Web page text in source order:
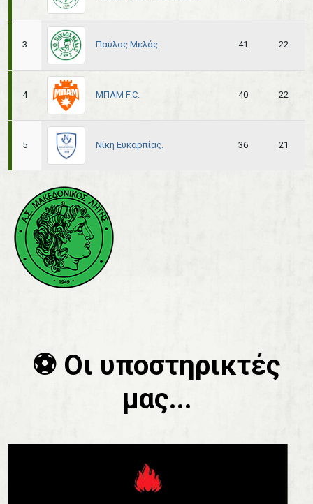
3 Παύλος Μελάς. 41 22
4 ΜΠΑΜ F.C. 40 22
5 Νίκη Ευκαρπίας. 36 21
⚽️ Οι υποστηρικτές
μας...